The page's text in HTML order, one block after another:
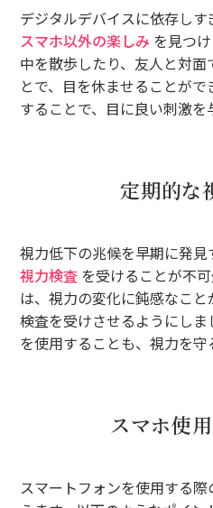
デジタルデバイスに依存しす
スマホ以外の楽しみ を見つ
中を散歩したり、友人と対
とで、目を休ませることが
することで、目に良い刺激を
定期的な
視力低下の兆候を早期に発見
視力検査 を受けることが不
は、視力の変化に鈍感なこ
検査を受けさせるようにし
を使用することも、視力を守
スマホ使
スマートフォンを使用する際